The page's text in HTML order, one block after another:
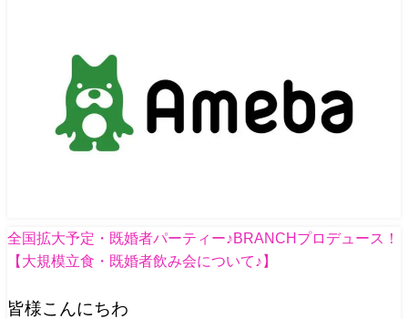
全国拡大予定・既婚者パーティー♪BRANCHプロデュース！
【大規模立食・既婚者飲み会について♪】
皆様こんにちわ